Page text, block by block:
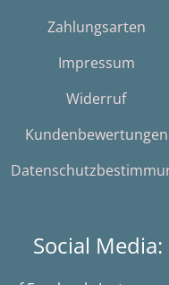
Zahlungsarten
Impressum
Widerruf
Kundenbewertungen
Social Media: